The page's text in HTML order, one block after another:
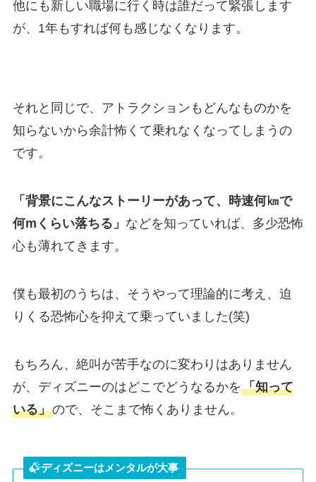
他にも新しい職場に行く時は誰だって緊張します
が、1年もすれば何も感じなくなります。
それと同じで、アトラクションもどんなものかを
知らないから余計怖くて乗れなくなってしまうの
です。
「背景にこんなストーリーがあって、時速何㎞で
何mくらい落ちる」 などを知っていれば、多少恐怖
心も薄れてきます。
僕も最初のうちは、そうやって理論的に考え、迫
りくる恐怖心を抑えて乗っていました(笑)
もちろん、絶叫が苦手なのに変わりはありません
が、ディズニーのはどこでどうなるかを「知って
いる」ので、そこまで怖くありません。
ディズニーはメンタルが大事